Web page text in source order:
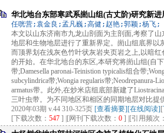
华北地台东部寒武系崮山组(古丈阶)研究新进
任咣营;袁金良;孟凡巍;高健;赵艳;郭颖;杨飞;
本文以山东济南市九龙山剖面为主剖面,考察了
地层和生物地层进行了重新界定。崮山组底界
而顶界划在浅灰色竹叶状灰岩夹页岩之上,以暗
的开始。在华北地台的东区,本研究将崮山组(自下
带;Damesella paronai-Teinistion typicalis组合带
subcylindrica带;Wongia regularis带;Neodrepanura-
armatus带。此外,在炒米店组底部新建了
三叶虫带。为不同地区和相区的同期地层对比提
2020年03期 v.44 310-325页 [查看摘要][在线阅读] [
[下载次数： 547 ] |[网刊下载次数： 0 ] |[引用频次：